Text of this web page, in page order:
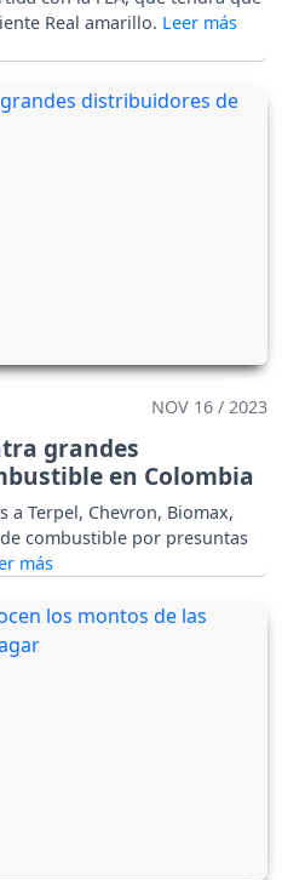
Real amarillo.
NOV 16 / 2023
grandes
en Colombia
Terpel, Chevron, Biomax,
combustible por presuntas